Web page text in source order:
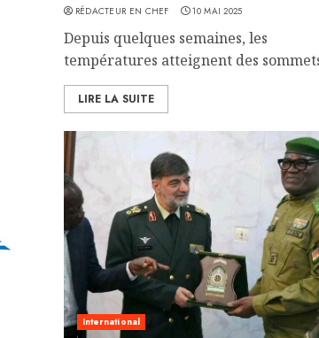
RÉDACTEUR EN CHEF 10 MAI 2025
Depuis quelques semaines, les
températures atteignent des
LIRE LA SUITE
International